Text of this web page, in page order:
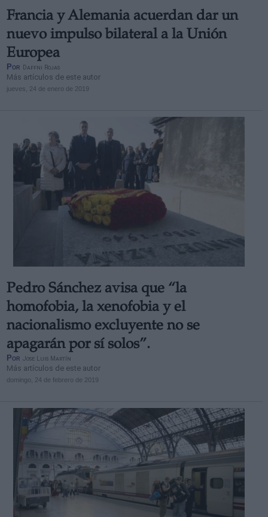
Francia y Alemania acuerdan dar un
nuevo impulso bilateral a la Unión
Europea
Por Daffni Rojas
Más artículos de este autor
jueves, 24 de enero de 2019
Pedro Sánchez avisa que “la
homofobia, la xenofobia y el
nacionalismo excluyente no se
apagarán por sí solos”.
Por Jose Luis Martín
Más artículos de este autor
domingo, 24 de febrero de 2019